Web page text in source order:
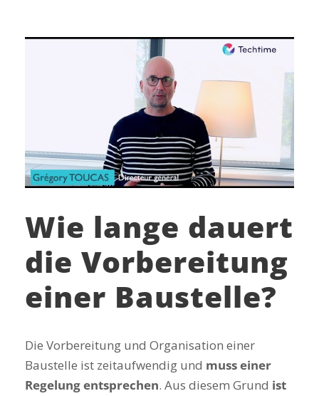
Wie lange dauert
die Vorbereitung
einer Baustelle?
Die Vorbereitung und Organisation einer
Baustelle ist zeitaufwendig und muss einer
Regelung entsprechen. Aus diesem Grund ist